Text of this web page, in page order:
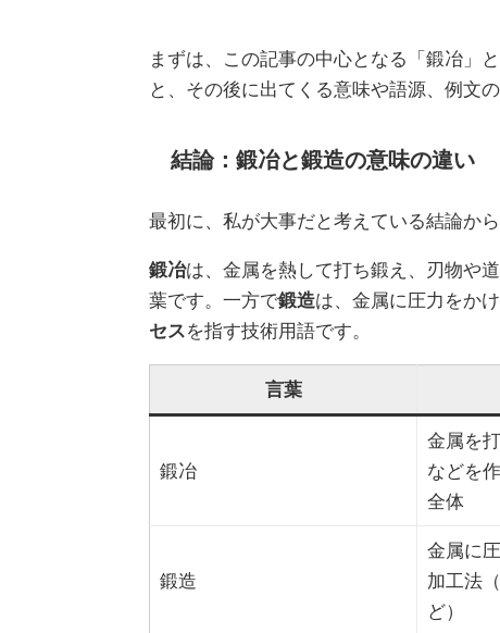
まずは、この記事の中心となる「鍛冶」
と、その後に出てくる意味や語源、例文
結論：鍛冶と鍛造の意味の違い
最初に、私が大事だと考えている結論か
鍛冶は、金属を熱して打ち鍛え、刃物や
葉です。一方で鍛造は、金属に圧力をか
セスを指す技術用語です。
言葉
鍛冶
金属を
などを
全体
鍛造
金属に
加工法
ど）